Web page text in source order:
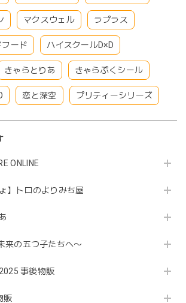
マクスウェル ラプラス
フード ハイスクールD×D
きゃらとりあ きゃらぷくシール
恋と深空 プリティーシリーズ
ONLINE
】トロのよりみち屋
来の五つ子たちへ〜
事後物販
販